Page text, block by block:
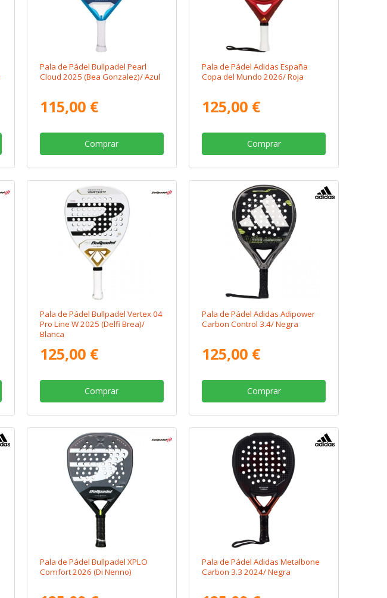
Pala de Pádel Bullpadel Pearl
Cloud 2025 (Bea Gonzalez)/ Azul
115,00 €
Comprar
Pala de Pádel Adidas España
Copa del Mundo 2026/ Roja
125,00 €
Comprar
Pala de Pádel Bullpadel Vertex 04
Pro Line W 2025 (Delfi Brea)/
Blanca
125,00 €
Comprar
Pala de Pádel Adidas Adipower
Carbon Control 3.4/ Negra
125,00 €
Comprar
Pala de Pádel Bullpadel XPLO
Comfort 2026 (Di Nenno)
Pala de Pádel Adidas Metalbone
Carbon 3.3 2024/ Negra